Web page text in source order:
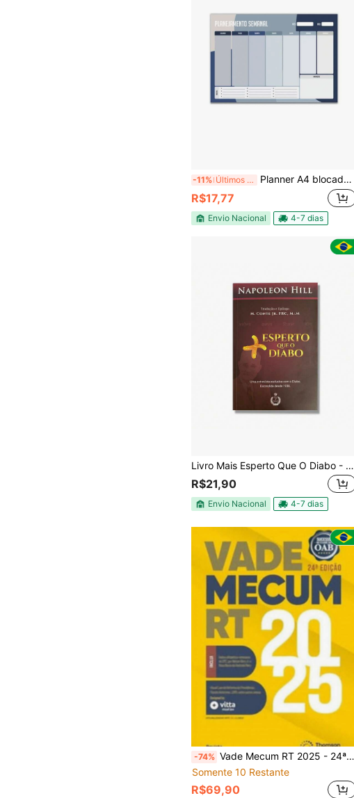
-11% Últimos 3 dias Planner A4 blocado Calendário de Parede semanal Cor Azul
R$17,77
Envio Nacional 4-7 dias
Livro Mais Esperto Que O Diabo - Napoleon Hill Versão Concisa
R$21,90
Envio Nacional 4-7 dias
-74% Vade Mecum RT 2025 - 24ª Edição
Somente 10 Restante
R$69,90